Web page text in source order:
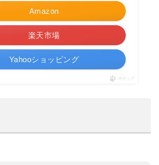
Amazon
楽天市場
Yahooショッピング
ポチップ